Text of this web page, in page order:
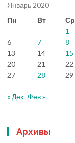
Январь 2020
Пн
Вт Ср
1
6
7 8
13
14 15
20
21 22
27
28 29
« Дек Фев »
Архивы